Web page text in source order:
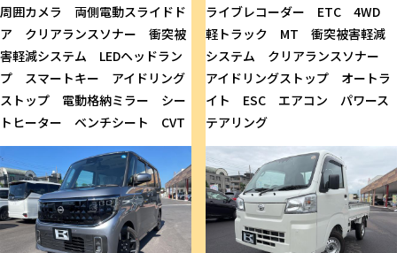
周囲カメラ 両側電動スライドド
ア クリアランスソナー 衝突被
害軽減システム LEDヘッドラン
プ スマートキー アイドリング
ストップ 電動格納ミラー シー
トヒーター ベンチシート CVT
ライブレコーダー ETC 4WD
軽トラック MT 衝突被害軽減
システム クリアランスソナー
アイドリングストップ オートラ
イト ESC エアコン パワース
テアリング